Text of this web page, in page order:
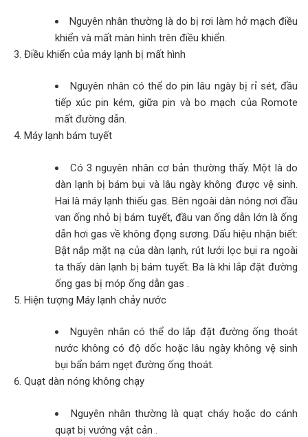
Nguyên nhân thường là do bị rơi làm hở mạch điều
khiển và mất màn hình trên điều khiển.
Điều khiển của máy lạnh bị mất hình
Nguyên nhân có thể do pin lâu ngày bị rỉ sét, đầu
tiếp xúc pin kém, giữa pin và bo mạch của Romote
mất đường dẫn.
Máy lạnh bám tuyết
Có 3 nguyên nhân cơ bản thường thấy. Một là do
dàn lạnh bị bám bụi và lâu ngày không được vệ sinh.
Hai là máy lạnh thiếu gas. Bên ngoài dàn nóng nơi đầu
van ống nhỏ bị bám tuyết, đầu van ống dẫn lớn là ống
dẫn hơi gas về không đọng sương. Dấu hiệu nhận biết:
Bật nắp mặt nạ của dàn lạnh, rút lưới lọc bụi ra ngoài
ta thấy dàn lạnh bị bám tuyết. Ba là khi lắp đặt đường
ống gas bị móp ống dẫn gas .
Hiện tượng Máy lạnh chảy nước
Nguyên nhân có thể do lắp đặt đường ống thoát
nước không có độ dốc hoặc lâu ngày không vệ sinh
bụi bẩn bám ngẹt đường ống thoát.
Quạt dàn nóng không chạy
Nguyên nhân thường là quạt cháy hoặc do cánh
quạt bị vướng vật cản .